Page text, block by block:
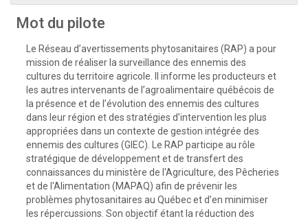
Mot du pilote
Le Réseau d’avertissements phytosanitaires (RAP) a pour
mission de réaliser la surveillance des ennemis des
cultures du territoire agricole. Il informe les producteurs et
les autres intervenants de l’agroalimentaire québécois de
la présence et de l’évolution des ennemis des cultures
dans leur région et des stratégies d’intervention les plus
appropriées dans un contexte de gestion intégrée des
ennemis des cultures (GIEC). Le RAP participe au rôle
stratégique de développement et de transfert des
connaissances du ministère de l'Agriculture, des Pêcheries
et de l'Alimentation (MAPAQ) afin de prévenir les
problèmes phytosanitaires au Québec et d’en minimiser
les répercussions. Son objectif étant la réduction des